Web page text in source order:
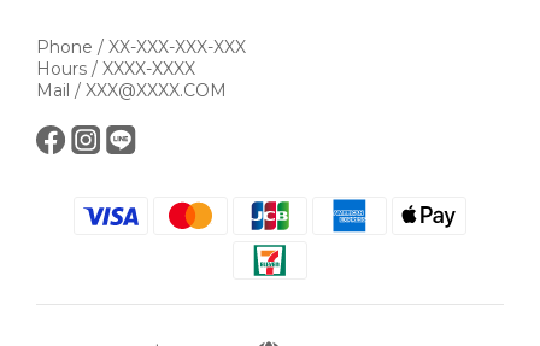
Phone / XX-XXX-XXX-XXX
Hours / XXXX-XXXX
Mail / XXX@XXXX.COM